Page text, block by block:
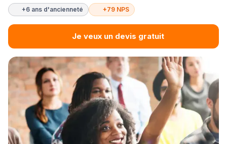
+6 ans d'ancienneté +79 NPS
Je veux un devis gratuit